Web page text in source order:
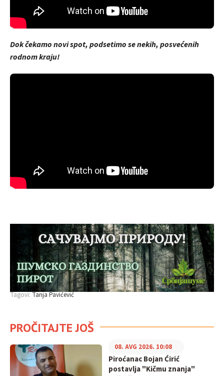
Dok čekamo novi spot, podsetimo se nekih, posvećenih
rodnom kraju!
Tagovi:Tanja Pavićević
PROČITAJTE JOŠ
Piroćanac Bojan Ćirić
postavlja "Kičmu znanja"
08. AVG 2026. 10:08